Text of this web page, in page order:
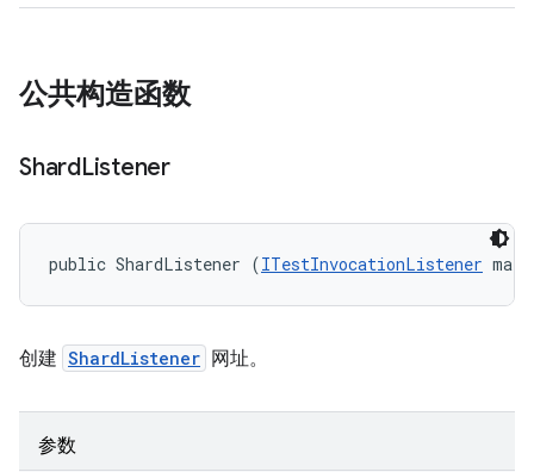
公共构造函数
ShardListener
public ShardListener (ITestInvocationListener
创建 ShardListener 网址。
参数